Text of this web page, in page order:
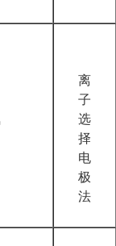
离
子
选
择
电
极
法